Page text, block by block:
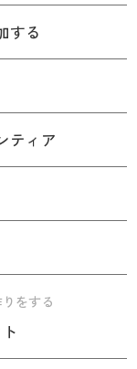
する
ティア
をする